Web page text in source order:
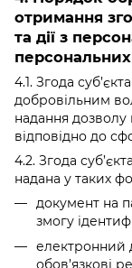
отримання
та дії з
4.1. Згода
добровільним
надання дозволу
відповідно до
4.2. Згода
надана у таких
документ на
змогу
електронний
обов’язкові